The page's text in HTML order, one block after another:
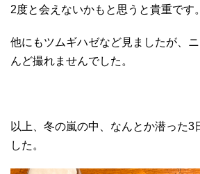
2度と会えないかもと思うと貴重です。
他にもツムギハゼなど見ましたが、
んど撮れませんでした。
以上、冬の嵐の中、なんとか潜った3
した。